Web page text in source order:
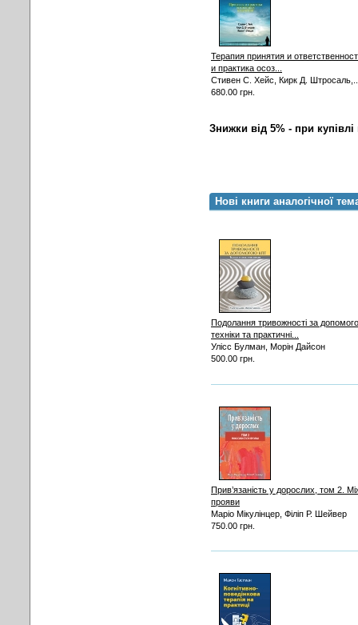
Терапия принятия и
и практика осоз...
Стивен С. Хейс, Кирк Д.
680.00 грн.
Знижки від 5% - при
Нові книги аналогічної
Подолання тривожності за
техніки та практичні...
Улісс Булман, Морін Дайсон
500.00 грн.
Прив’язаність у дорослих, том 2.
прояви
Маріо Мікулінцер, Філіп Р. Шейвер
750.00 грн.